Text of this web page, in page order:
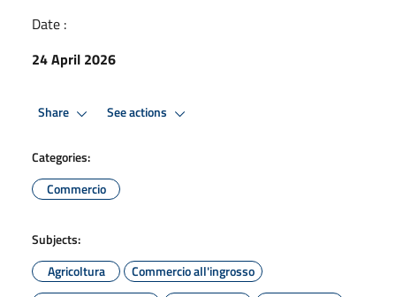
Date :
24 April 2026
Share See actions
Categories:
Commercio
Subjects:
Agricoltura
Commercio all'ingrosso